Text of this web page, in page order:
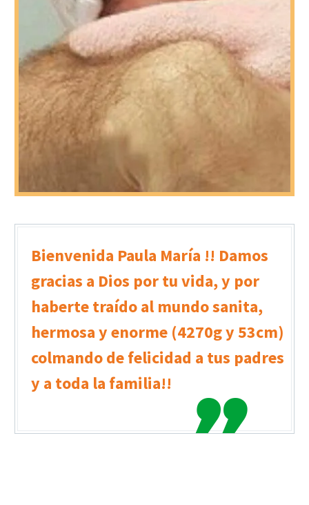
Bienvenida Paula María !! Damos
gracias a Dios por tu vida, y por
haberte traído al mundo sanita,
hermosa y enorme (4270g y 53cm)
colmando de felicidad a tus padres
y a toda la familia!!
